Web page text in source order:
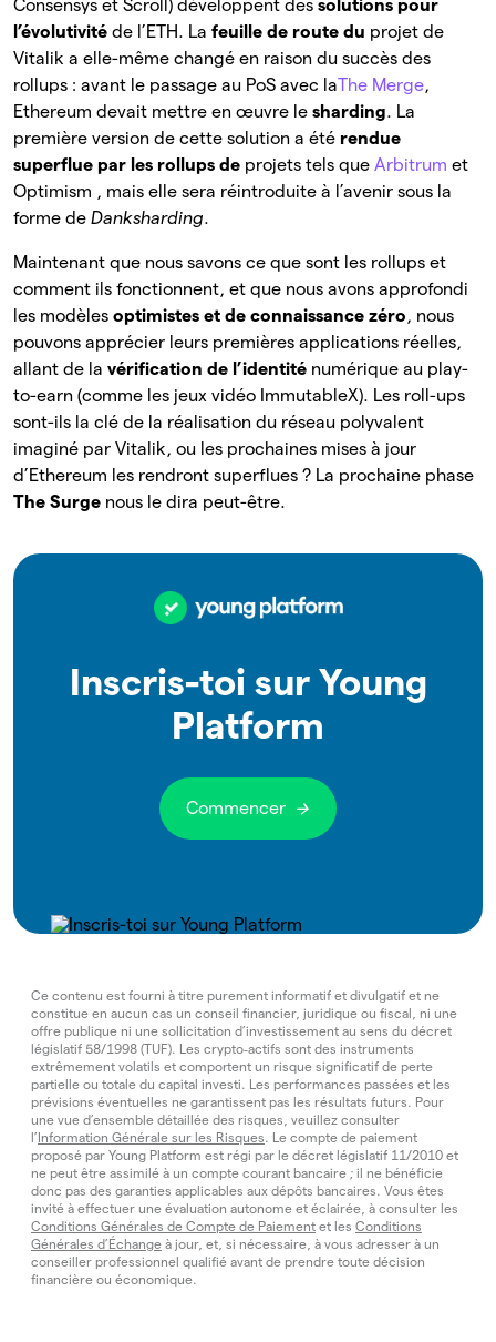
Consensys et Scroll) développent des solutions pour
l’évolutivité de l’ETH. La feuille de route du projet de
Vitalik a elle-même changé en raison du succès des
rollups : avant le passage au PoS avec laThe Merge,
Ethereum devait mettre en œuvre le sharding. La
première version de cette solution a été rendue
superflue par les rollups de projets tels que Arbitrum et
Optimism , mais elle sera réintroduite à l’avenir sous la
forme de Danksharding.
Maintenant que nous savons ce que sont les rollups et
comment ils fonctionnent, et que nous avons approfondi
les modèles optimistes et de connaissance zéro, nous
pouvons apprécier leurs premières applications réelles,
allant de la vérification de l’identité numérique au play-
to-earn (comme les jeux vidéo ImmutableX). Les roll-ups
sont-ils la clé de la réalisation du réseau polyvalent
imaginé par Vitalik, ou les prochaines mises à jour
d’Ethereum les rendront superflues ? La prochaine phase
The Surge nous le dira peut-être.
Inscris-toi sur Young
Platform
Commencer
Ce contenu est fourni à titre purement informatif et divulgatif et ne
constitue en aucun cas un conseil financier, juridique ou fiscal, ni une
offre publique ni une sollicitation d’investissement au sens du décret
législatif 58/1998 (TUF). Les crypto‑actifs sont des instruments
extrêmement volatils et comportent un risque significatif de perte
partielle ou totale du capital investi. Les performances passées et les
prévisions éventuelles ne garantissent pas les résultats futurs. Pour
une vue d’ensemble détaillée des risques, veuillez consulter
l’ Information Générale sur les Risques. Le compte de paiement
proposé par Young Platform est régi par le décret législatif 11/2010 et
ne peut être assimilé à un compte courant bancaire ; il ne bénéficie
donc pas des garanties applicables aux dépôts bancaires. Vous êtes
invité à effectuer une évaluation autonome et éclairée, à consulter les
Conditions Générales de Compte de Paiement et les Conditions
Générales d’Échange à jour, et, si nécessaire, à vous adresser à un
conseiller professionnel qualifié avant de prendre toute décision
financière ou économique.